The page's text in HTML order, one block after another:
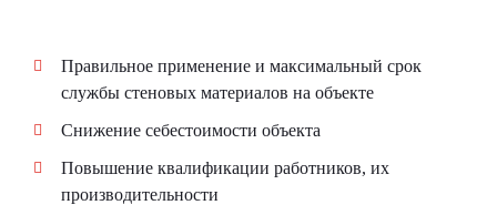
Правильное применение и максимальный срок
службы стеновых материалов на объекте
Снижение себестоимости объекта
Повышение квалификации работников, их
производительности